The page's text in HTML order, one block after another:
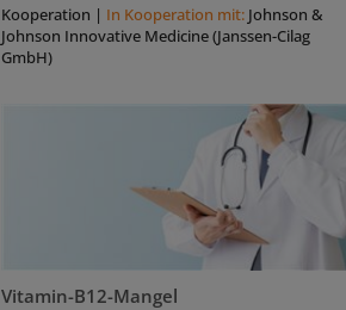
Kooperation | In Kooperation mit: Johnson &
Johnson Innovative Medicine (Janssen-Cilag
GmbH)
Vitamin-B12-Mangel